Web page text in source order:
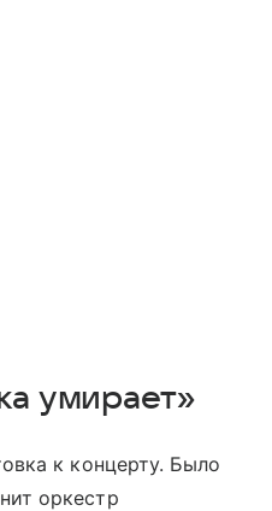
умирает»
к концерту. Было
оркестр